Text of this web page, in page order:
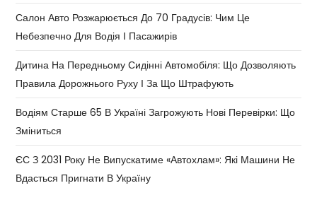
Салон Авто Розжарюється До 70 Градусів: Чим Це
Небезпечно Для Водія І Пасажирів
Дитина На Передньому Сидінні Автомобіля: Що Дозволяють
Правила Дорожнього Руху І За Що Штрафують
Водіям Старше 65 В Україні Загрожують Нові Перевірки: Що
Зміниться
ЄС З 2031 Року Не Випускатиме «автохлам»: Які Машини Не
Вдасться Пригнати В Україну